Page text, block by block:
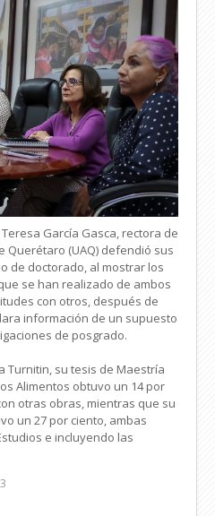
García Gasca, rectora de
Querétaro (UAQ) defendió sus
de doctorado, al mostrar los
se han realizado de ambos
con otros, después de
información de un supuesto
de posgrado.
Turnitin, su tesis de Maestría
Alimentos obtuvo un 14 por
otras obras, mientras que su
un 27 por ciento, ambas
e incluyendo las